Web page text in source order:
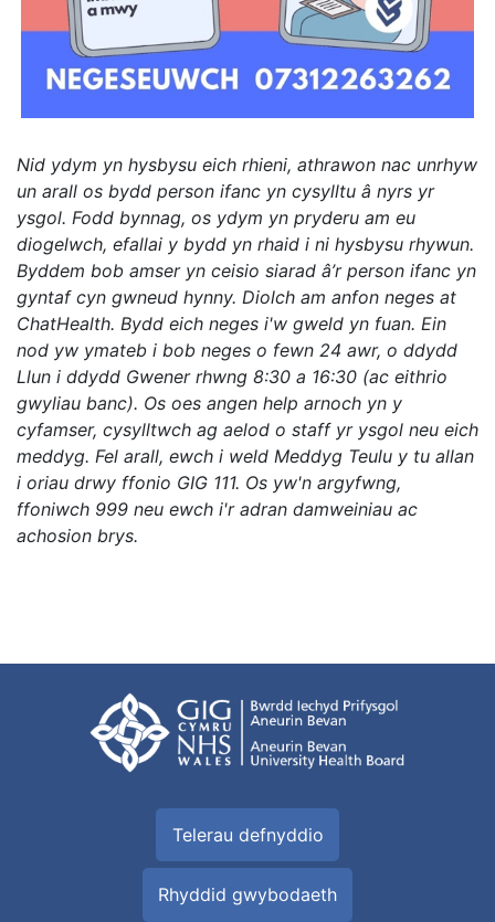
Nid ydym yn hysbysu eich rhieni, athrawon nac unrhyw
un arall os bydd person ifanc yn cysylltu â nyrs yr
ysgol. Fodd bynnag, os ydym yn pryderu am eu
diogelwch, efallai y bydd yn rhaid i ni hysbysu rhywun.
Byddem bob amser yn ceisio siarad â’r person ifanc yn
gyntaf cyn gwneud hynny. Diolch am anfon neges at
ChatHealth. Bydd eich neges i'w gweld yn fuan. Ein
nod yw ymateb i bob neges o fewn 24 awr, o ddydd
Llun i ddydd Gwener rhwng 8:30 a 16:30 (ac eithrio
gwyliau banc). Os oes angen help arnoch yn y
cyfamser, cysylltwch ag aelod o staff yr ysgol neu eich
meddyg. Fel arall, ewch i weld Meddyg Teulu y tu allan
i oriau drwy ffonio GIG 111. Os yw'n argyfwng,
ffoniwch 999 neu ewch i'r adran damweiniau ac
achosion brys.
Telerau defnyddio
Rhyddid gwybodaeth